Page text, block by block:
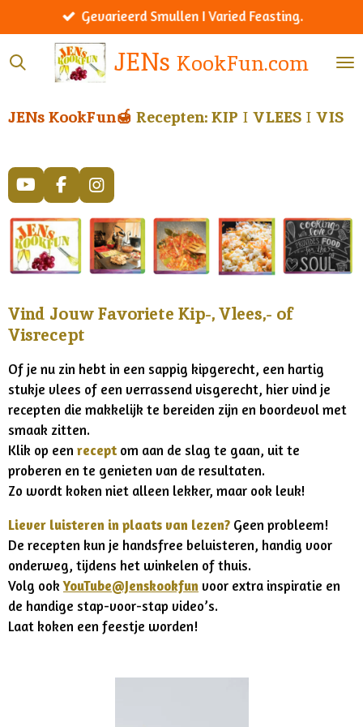
direct
naar
JENsKookFun.com
Werelds menu I Worldly menu.
JENs KookFun🍯 Recepten: KIP I VLEES I VIS
Y
o
u
T
u
b
F
a
c
e
b
o
I
n
s
t
a
g
a
m
Vind Jouw Favoriete Kip-, Vlees,- of
Visrecept
Of je nu zin hebt in een sappig kipgerecht, een hartig
stukje vlees of een verrassend visgerecht, hier vind je
recepten die makkelijk te bereiden zijn en boordevol met
smaak zitten.
Klik op een recept om aan de slag te gaan, uit te
proberen en te genieten van de resultaten.
Zo wordt koken niet alleen lekker, maar ook leuk!
Liever luisteren in plaats van lezen? Geen probleem!
De recepten kun je handsfree beluisteren, handig voor
onderweg, tijdens het winkelen of thuis.
Volg ookYouTube@Jenskookfun voor extra inspiratie en
de handige stap-voor-stap video’s.
Laat koken een feestje worden!